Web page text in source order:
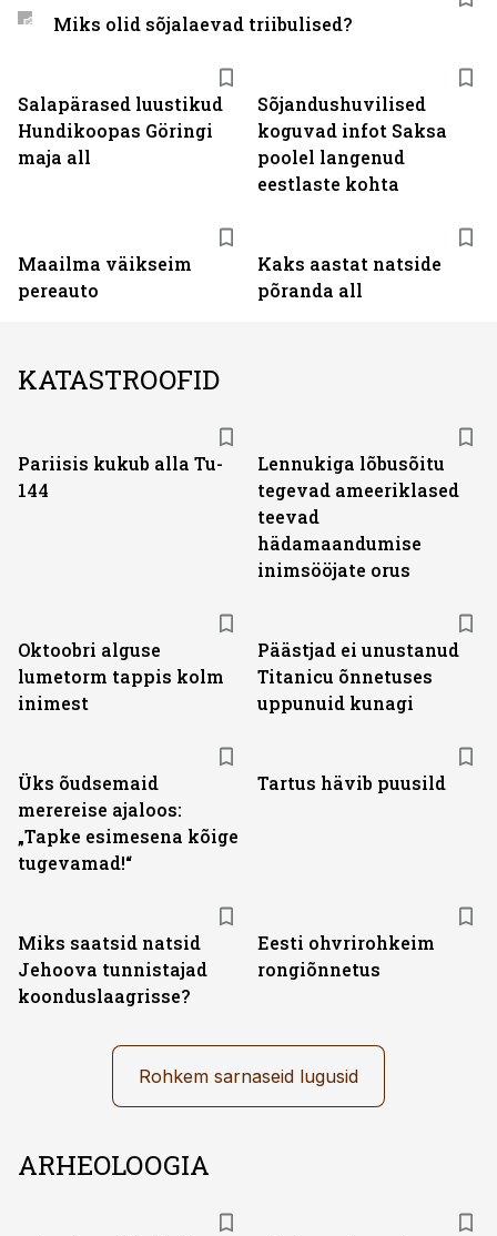
Salapärased luustikud
Hundikoopas Göringi
maja all
Sõjandushuvilised
koguvad infot Saksa
poolel langenud
eestlaste kohta
Maailma väikseim
pereauto
Kaks aastat natside
põranda all
Miks olid sõjalaevad triibulised?
KATASTROOFID
Pariisis kukub alla Tu-
144
Lennukiga lõbusõitu
tegevad ameeriklased
teevad
hädamaandumise
inimsööjate orus
Oktoobri alguse
lumetorm tappis kolm
inimest
Päästjad ei unustanud
Titanicu õnnetuses
uppunuid kunagi
Üks õudsemaid
merereise ajaloos:
„Tapke esimesena kõige
tugevamad!“
Tartus hävib puusild
Miks saatsid natsid
Jehoova tunnistajad
koonduslaagrisse?
Eesti ohvrirohkeim
rongiõnnetus
Rohkem sarnaseid lugusid
ARHEOLOOGIA